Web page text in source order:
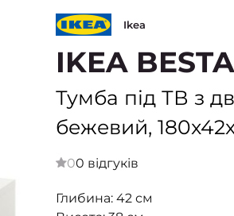
Ikea
IKEA
Тумба під ТВ з
бежевий,
00 відгуків
Глибина: 42 см